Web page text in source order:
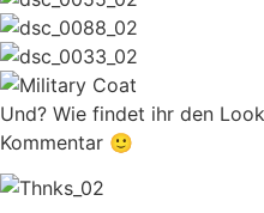
Und? Wie findet ihr den
Kommentar 🙂